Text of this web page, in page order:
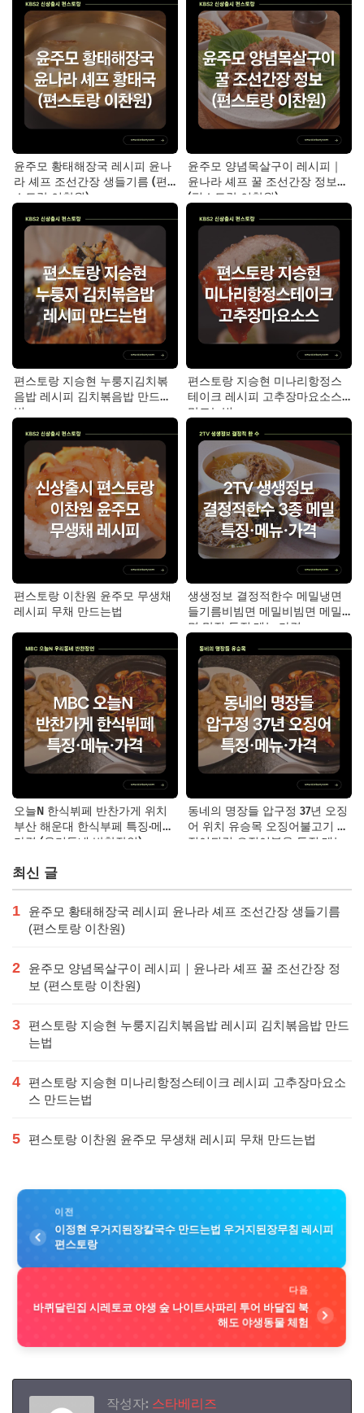
윤주모 황태해장국 레시피 윤나
라 셰프 조선간장 생들기름 (편
스토랑 이찬원)
윤주모 양념목살구이 레시피｜
윤나라 셰프 꿀 조선간장 정보
(편스토랑 이찬원)
편스토랑 지승현 누룽지김치볶
음밥 레시피 김치볶음밥 만드는
법
편스토랑 지승현 미나리항정스
테이크 레시피 고추장마요소스
만드는법
편스토랑 이찬원 윤주모 무생채
레시피 무채 만드는법
생생정보 결정적한수 메밀냉면
들기름비빔면 메밀비빔면 메밀
면 맛집 특징·메뉴·가격
오늘N 한식뷔페 반찬가게 위치
부산 해운대 한식부페 특징·메뉴·
가격 (우리동네 반찬장인)
동네의 명장들 압구정 37년 오징
어 위치 유승목 오징어불고기 오
징어튀김 오징어볶음 특징·메뉴·
최신 글
1
윤주모 황태해장국 레시피 윤나라 셰프 조선간장 생들기름
(편스토랑 이찬원)
2
윤주모 양념목살구이 레시피｜윤나라 셰프 꿀 조선간장 정
보 (편스토랑 이찬원)
3
편스토랑 지승현 누룽지김치볶음밥 레시피 김치볶음밥 만드
는법
4
편스토랑 지승현 미나리항정스테이크 레시피 고추장마요소
스 만드는법
5 편스토랑 이찬원 윤주모 무생채 레시피 무채 만드는법
이전
이정현 우거지된장칼국수 만드는법 우거지된장무침 레시피
편스토랑
다음
바퀴달린집 시레토코 야생 숲 나이트사파리 투어 바달집 북
해도 야생동물 체험
작성자: 스타베리즈